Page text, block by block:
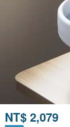
NT$ 2,079